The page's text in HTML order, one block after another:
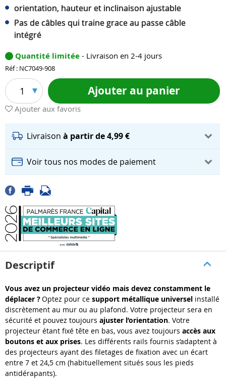
orientation, hauteur et inclinaison ajustable
Pas de câbles qui traine grace au passe câble
intégré
Quantité limitée - Livraison en 2-4 jours
Réf : NC7049-908
1 Ajouter au panier
Ajouter aux favoris
Livraison à partir de 4,99 €
Voir tous nos modes de paiement
Descriptif
Vous avez un projecteur vidéo mais devez constamment le
déplacer ?Optez pour ce support métallique universel installé
discrètement au mur ou au plafond. Votre projecteur sera en
sécurité et pouvez toujours ajuster l’orientation. Votre
projecteur étant fixé tête en bas, vous avez toujours accès aux
boutons et aux prises. Les différents rails fournis s’adaptent à
des projecteurs ayant des filetages de fixation avec un écart
entre 7 et 24,5 cm (habituellement situés sous les pieds
antidérapants).